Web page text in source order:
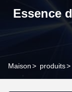
Essence
Maison> produits>